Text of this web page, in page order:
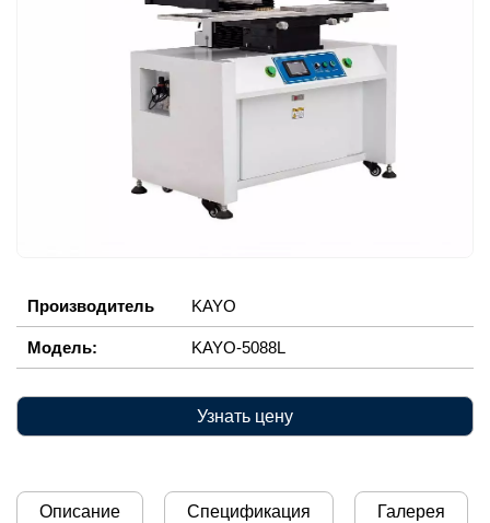
Производитель KAYO
Модель: KAYO-5088L
Узнать цену
Описание Спецификация Галерея